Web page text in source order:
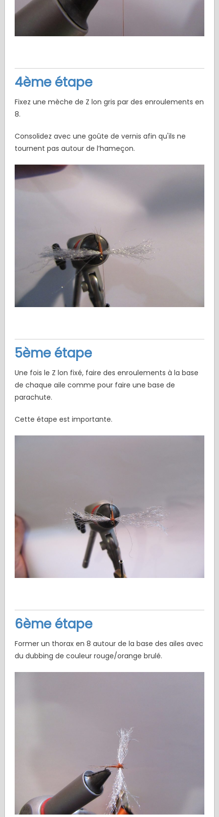
4ème étape
Fixez une mèche de Z lon gris par des enroulements en
8.
Consolidez avec une goûte de vernis afin qu'ils ne
tournent pas autour de l’hameçon.
5ème étape
Une fois le Z lon fixé, faire des enroulements à la base
de chaque aile comme pour faire une base de
parachute.
Cette étape est importante.
6ème étape
Former un thorax en 8 autour de la base des ailes avec
du dubbing de couleur rouge/orange brulé.